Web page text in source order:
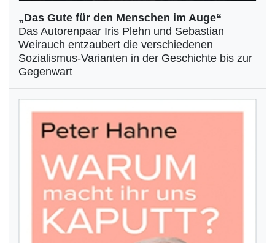
„Das Gute für den Menschen im Auge“
Das Autorenpaar Iris Plehn und Sebastian
Weirauch entzaubert die verschiedenen
Sozialismus-Varianten in der Geschichte bis zur
Gegenwart